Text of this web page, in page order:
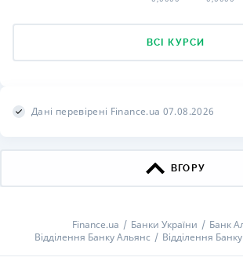
ВСІ КУРСИ
Дані перевірені Finance.ua 07.08.2026
ВГОРУ
Finance.ua Банки України
Банк
Відділення Банку Альянс
Відділення